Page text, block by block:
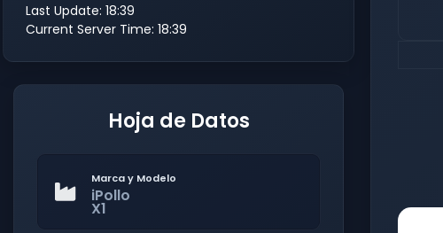
Last Update: 18:39
Current Server Time: 18:39
Hoja de Datos
Marca y Modelo
iPollo
X1